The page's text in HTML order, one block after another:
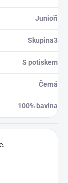
Junioři
Skupina3
S potiskem
Černá
100% bavlna